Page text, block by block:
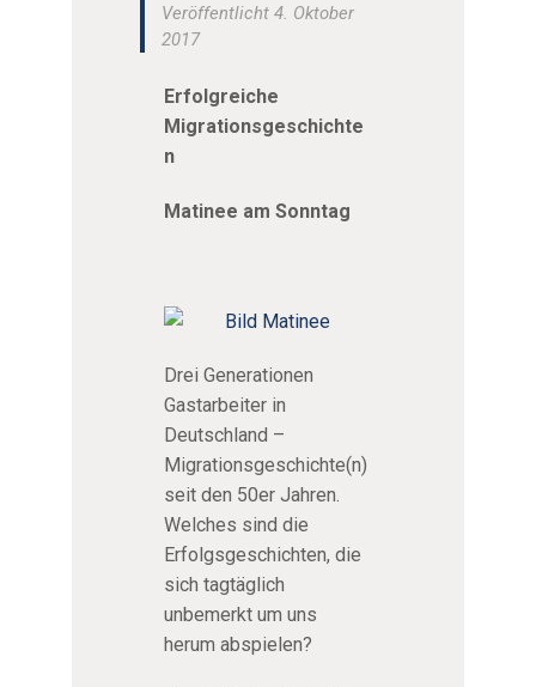
Veröffentlicht 4. Oktober
2017
Erfolgreiche
Migrationsgeschichte
n
Matinee am Sonntag
Drei Generationen
Gastarbeiter in
Deutschland –
Migrationsgeschichte(n)
seit den 50er Jahren.
Welches sind die
Erfolgsgeschichten, die
sich tagtäglich
unbemerkt um uns
herum abspielen?